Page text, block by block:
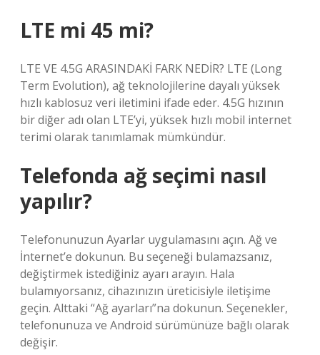
LTE mi 45 mi?
LTE VE 4.5G ARASINDAKİ FARK NEDİR? LTE (Long
Term Evolution), ağ teknolojilerine dayalı yüksek
hızlı kablosuz veri iletimini ifade eder. 4.5G hızının
bir diğer adı olan LTE’yi, yüksek hızlı mobil internet
terimi olarak tanımlamak mümkündür.
Telefonda ağ seçimi nasıl
yapılır?
Telefonunuzun Ayarlar uygulamasını açın. Ağ ve
İnternet’e dokunun. Bu seçeneği bulamazsanız,
değiştirmek istediğiniz ayarı arayın. Hala
bulamıyorsanız, cihazınızın üreticisiyle iletişime
geçin. Alttaki “Ağ ayarları”na dokunun. Seçenekler,
telefonunuza ve Android sürümünüze bağlı olarak
değişir.